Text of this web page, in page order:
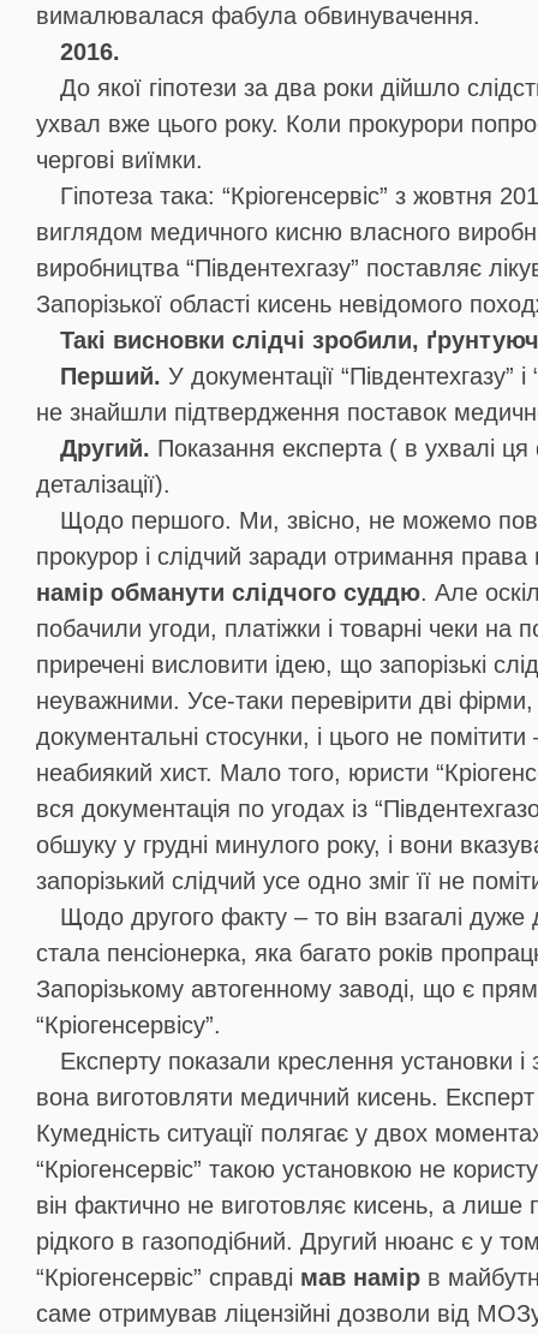
вималювалася фабула обвинувачення.
2016.
До якої гіпотези за два роки дійшло
ухвал вже цього року. Коли прокурори
чергові виїмки.
Гіпотеза така: “Кріогенсервіс” з жовтня
виглядом медичного кисню власного
виробництва “Південтехгазу” поставляє
Запорізької області кисень невідомого
Такі висновки слідчі зробили,
Перший. У документації “Південтехгазу” і
не знайшли підтвердження поставок
Другий. Показання експерта ( в ухвалі
деталізації).
Щодо першого. Ми, звісно, не можемо
прокурор і слідчий заради отримання
намір обманути слідчого суддю. Але
побачили угоди, платіжки і товарні чеки на
приречені висловити ідею, що запорізькі
неуважними. Усе-таки перевірити дві
документальні стосунки, і цього не
неабиякий хист. Мало того, юристи
вся документація по угодах із
обшуку у грудні минулого року, і вони
запорізький слідчий усе одно зміг її не
Щодо другого факту – то він взагалі
стала пенсіонерка, яка багато років
Запорізькому автогенному заводі, що є
“Кріогенсервісу”.
Експерту показали креслення установки
вона виготовляти медичний кисень. Експерт
Кумедність ситуації полягає у двох
“Кріогенсервіс” такою установкою не
він фактично не виготовляє кисень, а лише
рідкого в газоподібний. Другий нюанс є у
“Кріогенсервіс” справді мав намір в
саме отримував ліцензійні дозволи від